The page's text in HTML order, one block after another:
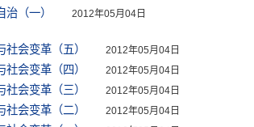
（一） 2012年05月04日
会变革（五） 2012年05月04日
会变革（四） 2012年05月04日
会变革（三） 2012年05月04日
会变革（二） 2012年05月04日